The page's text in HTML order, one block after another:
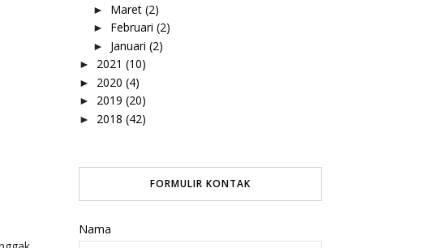
► Maret (2)
► Februari (2)
► Januari (2)
► 2021 (10)
► 2020 (4)
► 2019 (20)
► 2018 (42)
FORMULIR KONTAK
Nama